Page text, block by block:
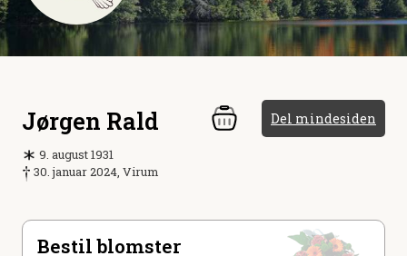
Jørgen Rald Del mindesiden
9. august 1931
30. januar 2024, Virum
Bestil blomster